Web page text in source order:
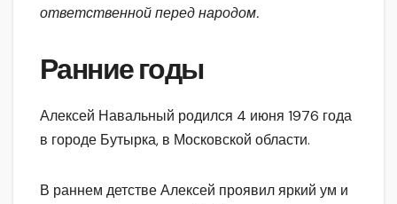
ответственной перед народом.
Ранние годы
Алексей Навальный родился 4 июня 1976 года
в городе Бутырка, в Московской области.
В раннем детстве Алексей проявил яркий ум и